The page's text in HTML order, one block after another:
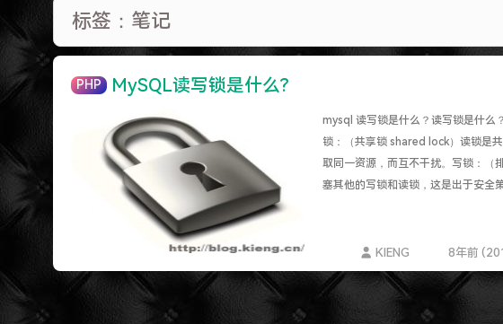
有点伤心了,今年净遇到王某海这种人.
难啊难...
七牛的JS SDK 的文档真坑啊.
好气啊~原来使用的CDN服务商莫名其妙的给我服务取消了~
遇见一个沙雕汽车人.
2022-09-04被罚款200元记6分.
特么的.电脑风扇坏了.快递还全部停发.太难了...求求了.疫情赶紧走
标签：笔记
PHP MySQL读写锁是什么?
mysql 读写锁是什么？读写锁是什么
锁：（共享锁 shared lock）读锁是
取同一资源，而互不干扰。写锁：（
塞其他的写锁和读锁，这是出于安全
KIENG 8年前